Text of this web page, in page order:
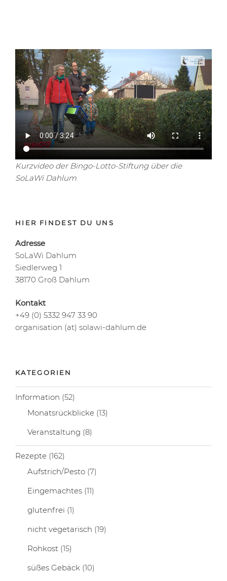
Kurzvideo der Bingo-Lotto-Stiftung über die
SoLaWi Dahlum
HIER FINDEST DU UNS
Adresse
SoLaWi Dahlum
Siedlerweg 1
38170 Groß Dahlum
Kontakt
+49 (0) 5332 947 33 90
organisation (at) solawi-dahlum.de
KATEGORIEN
Information (52)
Monatsrückblicke (13)
Veranstaltung (8)
Rezepte (162)
Aufstrich/Pesto (7)
Eingemachtes (11)
glutenfrei (1)
nicht vegetarisch (19)
Rohkost (15)
süßes Gebäck (10)